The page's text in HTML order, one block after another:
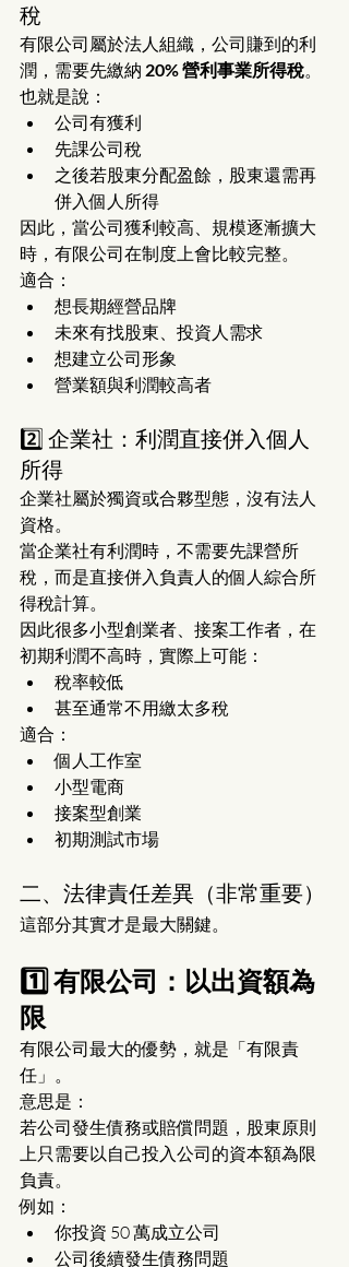
稅
有限公司屬於法人組織，公司賺到的利
潤，需要先繳納 20% 營利事業所得稅。
也就是說：
公司有獲利
先課公司稅
之後若股東分配盈餘，股東還需再
併入個人所得
因此，當公司獲利較高、規模逐漸擴大
時，有限公司在制度上會比較完整。
適合：
想長期經營品牌
未來有找股東、投資人需求
想建立公司形象
營業額與利潤較高者
2️⃣ 企業社：利潤直接併入個人
所得
企業社屬於獨資或合夥型態，沒有法人
資格。
當企業社有利潤時，不需要先課營所
稅，而是直接併入負責人的個人綜合所
得稅計算。
因此很多小型創業者、接案工作者，在
初期利潤不高時，實際上可能：
稅率較低
甚至通常不用繳太多稅
適合：
個人工作室
小型電商
接案型創業
初期測試市場
二、法律責任差異（非常重要）
這部分其實才是最大關鍵。
1️⃣ 有限公司：以出資額為
限
有限公司最大的優勢，就是「有限責
任」。
意思是：
若公司發生債務或賠償問題，股東原則
上只需要以自己投入公司的資本額為限
負責。
例如：
你投資 50 萬成立公司
公司後續發生債務問題